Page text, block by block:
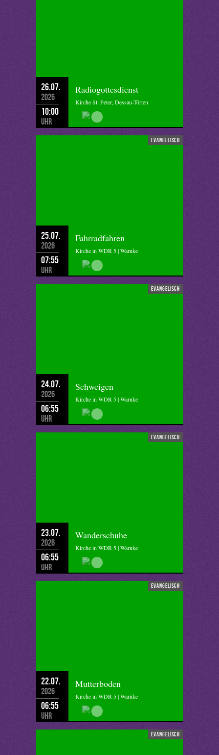
26.07.
2026
10:00
Uhr
Radiogottesdienst
Kirche St. Peter, Dessau-Törten
evangelisch
25.07.
2026
07:55
Uhr
Fahrradfahren
Kirche in WDR 5 | Warnke
evangelisch
24.07.
2026
06:55
Uhr
Schweigen
Kirche in WDR 5 | Warnke
evangelisch
23.07.
2026
06:55
Uhr
Wanderschuhe
Kirche in WDR 5 | Warnke
evangelisch
22.07.
2026
06:55
Uhr
Mutterboden
Kirche in WDR 5 | Warnke
evangelisch